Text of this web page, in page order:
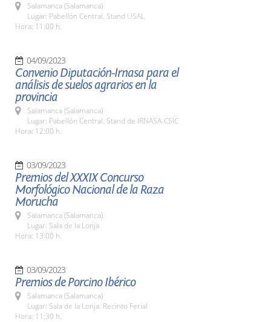
Salamanca (Salamanca)
Lugar: Pabellón Central. Stand USAL
Hora: 11:00 h.
04/09/2023
Convenio Diputación-Irnasa para el
análisis de suelos agrarios en la
provincia
Salamanca (Salamanca)
Lugar: Pabellón Central. Stand de IRNASA-CSIC
Hora: 12:00 h.
03/09/2023
Premios del XXXIX Concurso
Morfológico Nacional de la Raza
Morucha
Salamanca (Salamanca)
Lugar: Sala de la Lonja
Hora: 13:00 h.
03/09/2023
Premios de Porcino Ibérico
Salamanca (Salamanca)
Lugar: Sala de la Lonja. Recinto Ferial
Hora: 11:30 h.